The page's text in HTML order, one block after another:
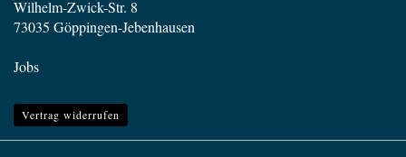
Wilhelm-Zwick-Str. 8
73035 Göppingen-Jebenhausen
Jobs
Vertrag widerrufen